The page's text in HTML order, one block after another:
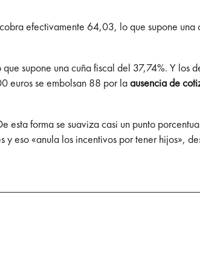
efectivamente 64,03, lo que supone una
supone una cuña fiscal del 37,74%. Y los
euros se embolsan 88 por laausencia de
esta forma se suaviza casi un punto
eso «anula los incentivos por tener hijos»,